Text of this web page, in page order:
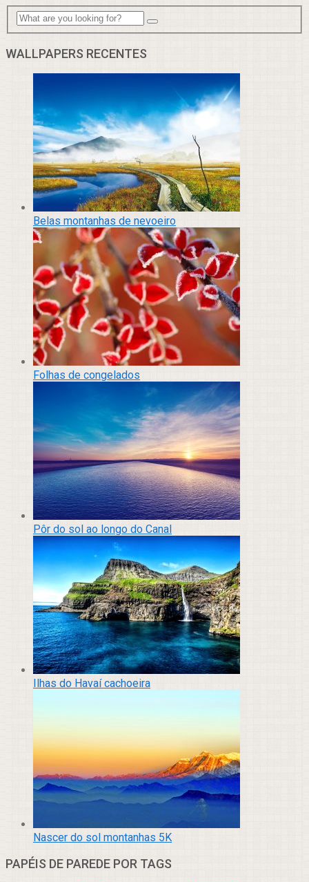
WALLPAPERS RECENTES
Belas montanhas de nevoeiro
Folhas de congelados
Pôr do sol ao longo do Canal
Ilhas do Havaí cachoeira
Nascer do sol montanhas 5K
PAPÉIS DE PAREDE POR TAGS